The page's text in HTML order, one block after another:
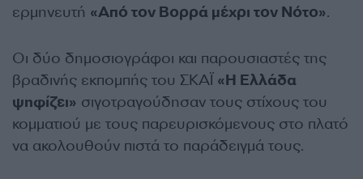
ερμηνευτή «Από τον Βορρά μέχρι τον Νότο».
Οι δύο δημοσιογράφοι και παρουσιαστές της
βραδινής εκπομπής του ΣΚΑΪ «Η Ελλάδα
ψηφίζει» σιγοτραγούδησαν τους στίχους του
κομματιού με τους παρευρισκόμενους στο πλατό
να ακολουθούν πιστά το παράδειγμά τους.